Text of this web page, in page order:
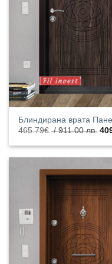
Блиндирана врата
465.79€ / 911.00 лв.